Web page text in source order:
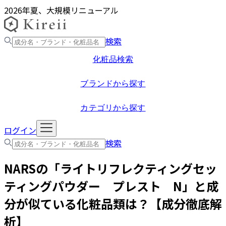
2026年夏、大規模リニューアル
検索
化粧品検索
ブランドから探す
カテゴリから探す
ログイン
検索
NARSの「ライトリフレクティングセッ
ティングパウダー プレスト N 」と成
分が似ている化粧品類は？【成分徹底解
析】